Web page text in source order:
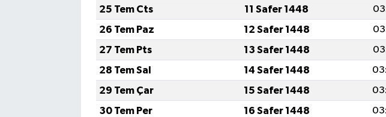
25 Tem Cts
11 Safer 1448
26 Tem Paz
12 Safer 1448
27 Tem Pts
13 Safer 1448
28 Tem Sal
14 Safer 1448
29 Tem Çar
15 Safer 1448
30 Tem Per
16 Safer 1448